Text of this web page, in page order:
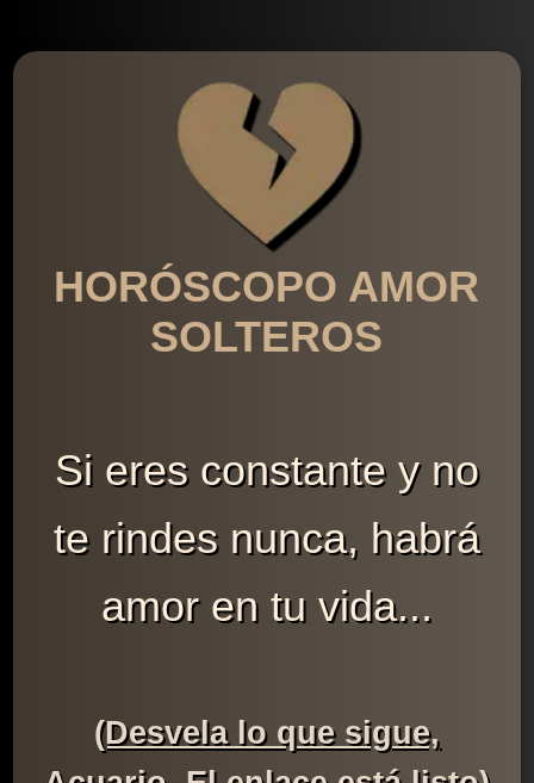
HORÓSCOPO AMOR
SOLTEROS
Si eres constante y no
te rindes nunca, habrá
amor en tu vida...
(Desvela lo que sigue,